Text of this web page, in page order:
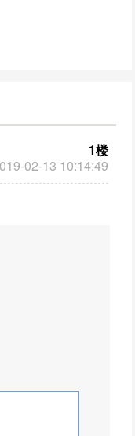
02-13 10:14:49
1楼